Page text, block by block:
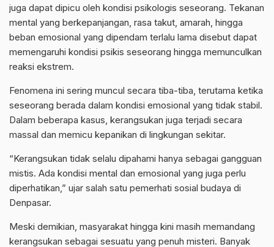
juga dapat dipicu oleh kondisi psikologis seseorang. Tekanan
mental yang berkepanjangan, rasa takut, amarah, hingga
beban emosional yang dipendam terlalu lama disebut dapat
memengaruhi kondisi psikis seseorang hingga memunculkan
reaksi ekstrem.
Fenomena ini sering muncul secara tiba-tiba, terutama ketika
seseorang berada dalam kondisi emosional yang tidak stabil.
Dalam beberapa kasus, kerangsukan juga terjadi secara
massal dan memicu kepanikan di lingkungan sekitar.
“Kerangsukan tidak selalu dipahami hanya sebagai gangguan
mistis. Ada kondisi mental dan emosional yang juga perlu
diperhatikan,” ujar salah satu pemerhati sosial budaya di
Denpasar.
Meski demikian, masyarakat hingga kini masih memandang
kerangsukan sebagai sesuatu yang penuh misteri. Banyak